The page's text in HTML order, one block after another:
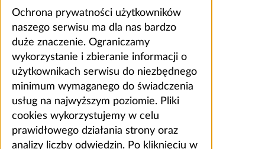
Ochrona prywatności użytkowników
naszego serwisu ma dla nas bardzo
duże znaczenie. Ograniczamy
wykorzystanie i zbieranie informacji o
użytkownikach serwisu do niezbędnego
minimum wymaganego do świadczenia
usług na najwyższym poziomie. Pliki
cookies wykorzystujemy w celu
prawidłowego działania strony oraz
analizy liczby odwiedzin. Po kliknięciu w